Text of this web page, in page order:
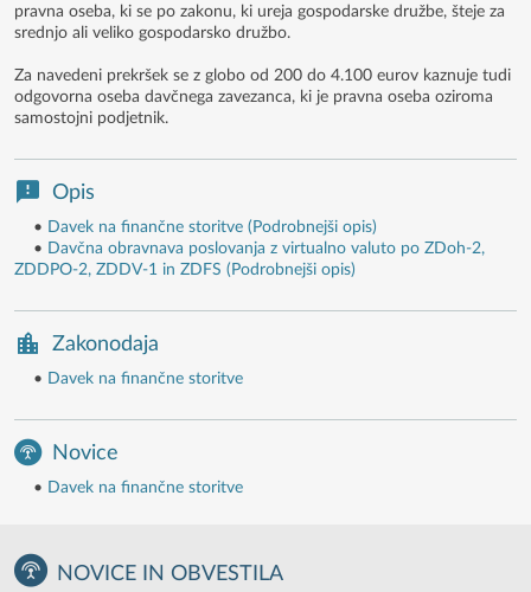
pravna oseba, ki se po zakonu, ki ureja gospodarske družbe, šteje za
srednjo ali veliko gospodarsko družbo.
Za navedeni prekršek se z globo od 200 do 4.100 eurov kaznuje tudi
odgovorna oseba davčnega zavezanca, ki je pravna oseba oziroma
samostojni podjetnik.
Opis
• Davek na finančne storitve (Podrobnejši opis)
• Davčna obravnava poslovanja z virtualno valuto po ZDoh-2,
ZDDPO-2, ZDDV-1 in ZDFS (Podrobnejši opis)
Zakonodaja
• Davek na finančne storitve
Novice
• Davek na finančne storitve
NOVICE IN OBVESTILA